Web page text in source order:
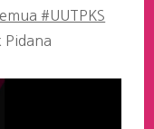
#UUTPKS
Pidana